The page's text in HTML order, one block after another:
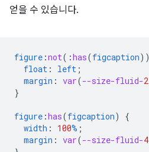
얻을 수 있습니다.
figure :not( :has(figcaption))
float : left ;
margin : var(--size-fluid-2
}
figure :has(figcaption)
{
width : 100% ;
margin : var(--size-fluid-4